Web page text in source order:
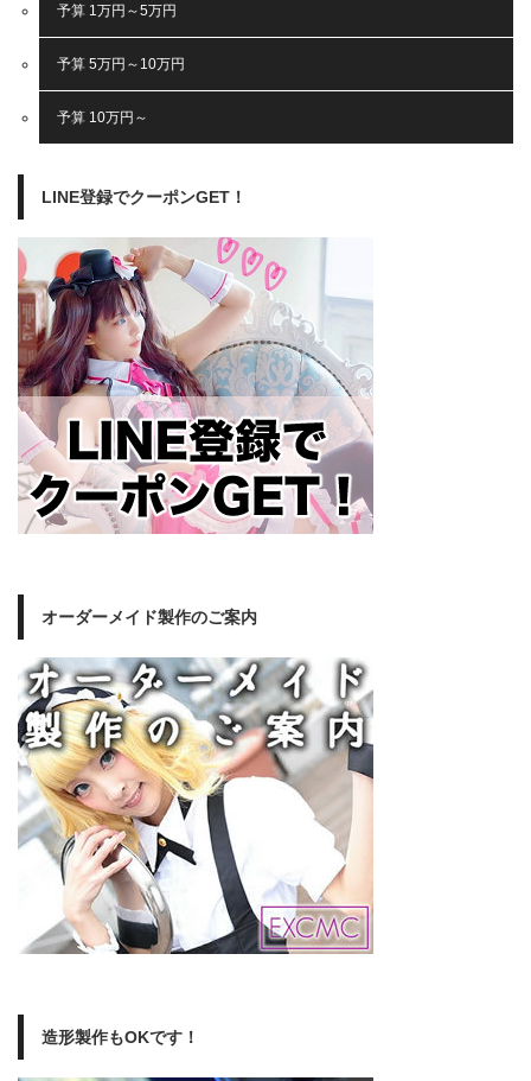
予算 1万円～5万円
予算 5万円～10万円
予算 10万円～
LINE登録でクーポンGET！
オーダーメイド製作のご案内
造形製作もOKです！